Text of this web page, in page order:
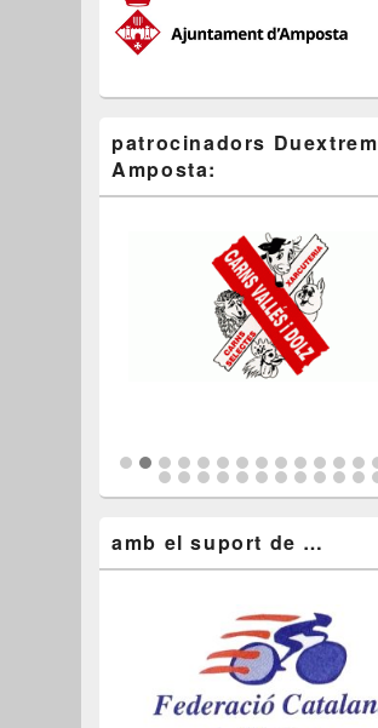
patrocinadors Duextrem
Amposta:
amb el suport de …